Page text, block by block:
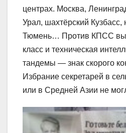
центрах. Москва,
Урал, шахтёрский Кузбасс,
Тюмень… Против КПСС
класс и техническая
тандемы — знак скорого
Избрание секретарей в
или в Средней Азии не